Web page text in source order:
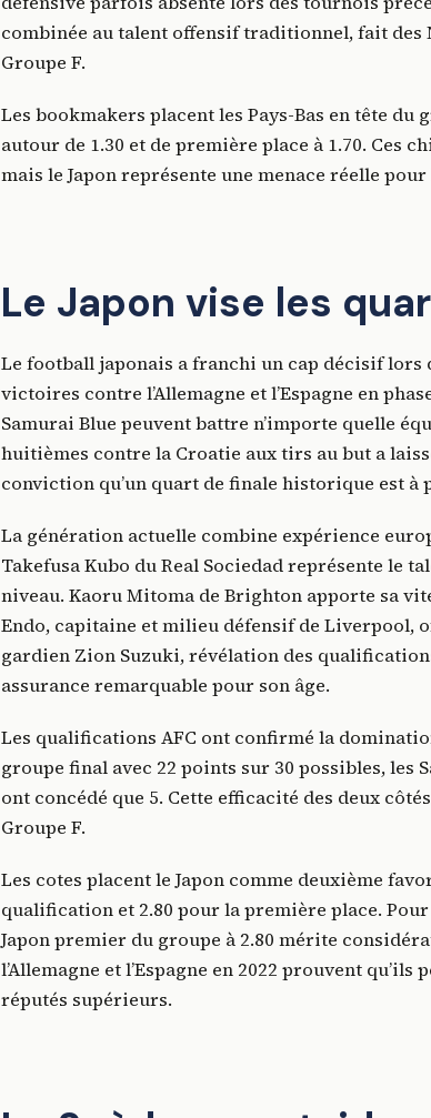
combinée au talent offensif traditionnel, fait des
Groupe F.
Les bookmakers placent les Pays-Bas en tête
autour de 1.30 et de première place à 1.70. Ces
mais le Japon représente une menace réelle
Le Japon vise les
Le football japonais a franchi un cap décisif lors
victoires contre l’Allemagne et l’Espagne en
Samurai Blue peuvent battre n’importe quelle
huitièmes contre la Croatie aux tirs au but a
conviction qu’un quart de finale historique est à
La génération actuelle combine expérience
Takefusa Kubo du Real Sociedad représente le
niveau. Kaoru Mitoma de Brighton apporte sa
Endo, capitaine et milieu défensif de Liverpool,
gardien Zion Suzuki, révélation des
assurance remarquable pour son âge.
Les qualifications AFC ont confirmé la
groupe final avec 22 points sur 30 possibles, les
ont concédé que 5. Cette efficacité des deux
Groupe F.
Les cotes placent le Japon comme deuxième
qualification et 2.80 pour la première place.
Japon premier du groupe à 2.80 mérite
l’Allemagne et l’Espagne en 2022 prouvent
réputés supérieurs.